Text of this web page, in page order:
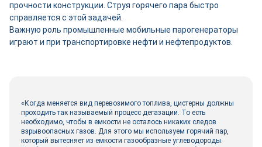
прочности конструкции. Струя горячего пара быстро
справляется с этой задачей.
Важную роль промышленные мобильные парогенераторы
играют и при транспортировке нефти и нефтепродуктов.
«Когда меняется вид перевозимого топлива, цистерны должны
проходить так называемый процесс дегазации. То есть
необходимо, чтобы в емкости не осталось никаких следов
взрывоопасных газов. Для этого мы используем горячий пар,
который вытесняет из емкости газообразные углеводороды.